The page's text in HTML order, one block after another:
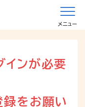
メニュー
インが必要
録をお願い